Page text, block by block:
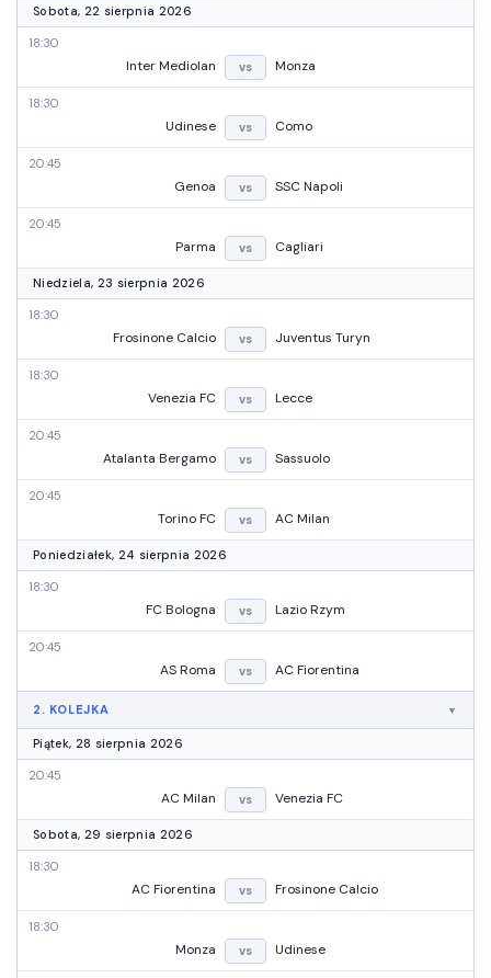
Sobota, 22 sierpnia 2026
18:30
Inter Mediolan vs Monza
18:30
Udinese vs Como
20:45
Genoa vs SSC Napoli
20:45
Parma vs Cagliari
Niedziela, 23 sierpnia 2026
18:30
Frosinone Calcio vs Juventus Turyn
18:30
Venezia FC vs Lecce
20:45
Atalanta Bergamo vs Sassuolo
20:45
Torino FC vs AC Milan
Poniedziałek, 24 sierpnia 2026
18:30
FC Bologna vs Lazio Rzym
20:45
AS Roma vs AC Fiorentina
2. KOLEJKA
Piątek, 28 sierpnia 2026
20:45
AC Milan vs Venezia FC
Sobota, 29 sierpnia 2026
18:30
AC Fiorentina vs Frosinone Calcio
18:30
Monza vs Udinese